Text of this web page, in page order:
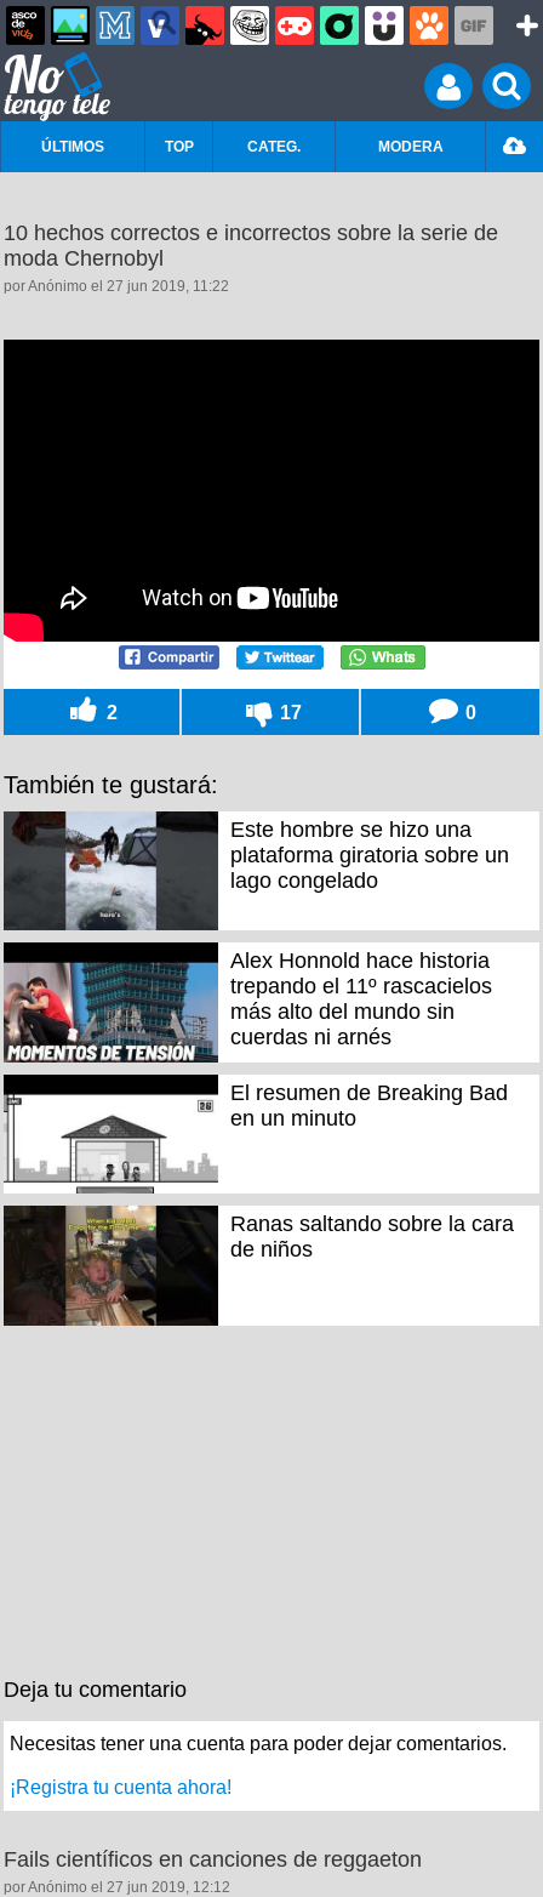
ÚLTIMOS TOP CATEG. MODERA
10 hechos correctos e incorrectos sobre la serie de
moda Chernobyl
por Anónimo el 27 jun 2019, 11:22
2 17 0
También te gustará:
Este hombre se hizo una
plataforma giratoria sobre un
lago congelado
Alex Honnold hace historia
trepando el 11º rascacielos
más alto del mundo sin
cuerdas ni arnés
El resumen de Breaking Bad
en un minuto
Ranas saltando sobre la cara
de niños
Deja tu comentario
Necesitas tener una cuenta para poder dejar comentarios.
¡Registra tu cuenta ahora!
Fails científicos en canciones de reggaeton
por Anónimo el 27 jun 2019, 12:12